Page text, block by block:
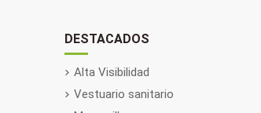
DESTACADOS
Alta Visibilidad
Vestuario sanitario